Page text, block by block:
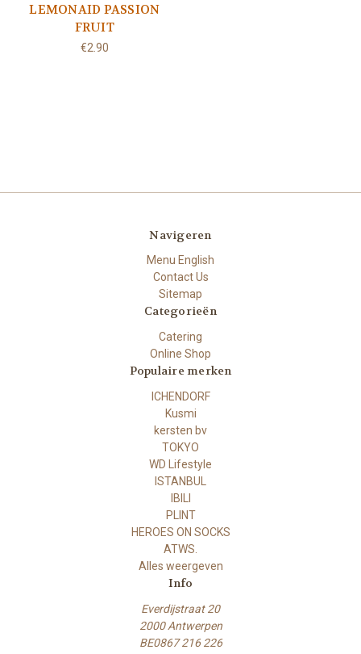
LEMONAID PASSION
FRUIT
€2.90
Navigeren
Menu English
Contact Us
Sitemap
Categorieën
Catering
Online Shop
Populaire merken
ICHENDORF
Kusmi
kersten bv
TOKYO
WD Lifestyle
ISTANBUL
IBILI
PLINT
HEROES ON SOCKS
ATWS.
Alles weergeven
Info
Everdijstraat 20
2000 Antwerpen
BE0867 216 226